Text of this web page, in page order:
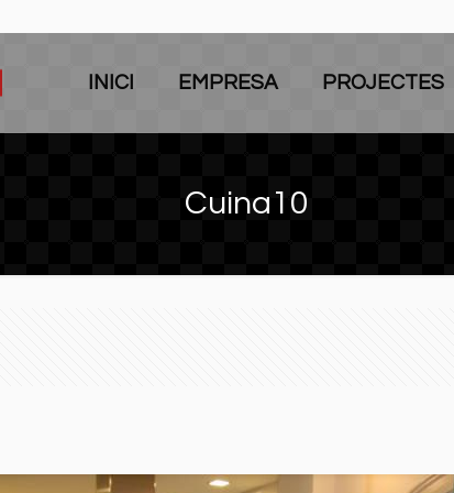
INICI EMPRESA PROJECTES
Cuina10